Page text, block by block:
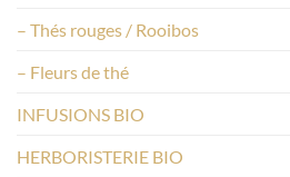
– Thés rouges / Rooibos
– Fleurs de thé
INFUSIONS BIO
HERBORISTERIE BIO